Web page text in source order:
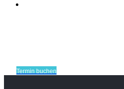
Termin buchen